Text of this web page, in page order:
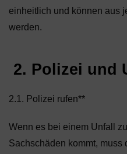
einheitlich und können aus
werden.
2. Polizei und
2.1. Polizei rufen**
Wenn es bei einem Unfall
Sachschäden kommt,